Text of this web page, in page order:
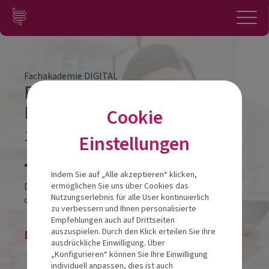
Zum Inhalt springen
Konto
Fachakademie DIGITAL
Fachakademie DIGITAL
Modul 2
10.09.2024
Diese Veranstaltung findet als
online-LIVESTREAM statt.
Die Veranstaltung ist beendet.
Cookie
Einstellungen
Indem Sie auf „Alle akzeptieren“ klicken,
ermöglichen Sie uns über Cookies das
Nutzungserlebnis für alle User kontinuierlich
zu verbessern und Ihnen personalisierte
Empfehlungen auch auf Drittseiten
auszuspielen. Durch den Klick erteilen Sie ihre
ausdrückliche Einwilligung. Über
„Konfigurieren“ können Sie Ihre Einwilligung
individuell anpassen, dies ist auch